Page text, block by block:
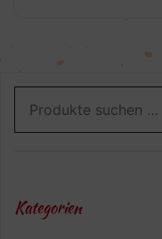
Kategorien